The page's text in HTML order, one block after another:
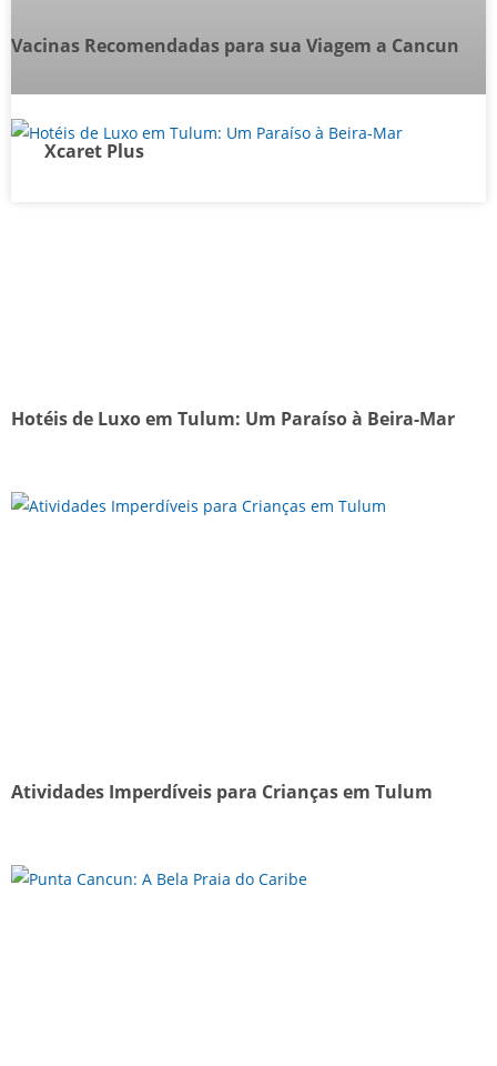
Xcaret Plus
Vacinas Recomendadas para sua Viagem a Cancun
Hotéis de Luxo em Tulum: Um Paraíso à Beira-Mar
Atividades Imperdíveis para Crianças em Tulum